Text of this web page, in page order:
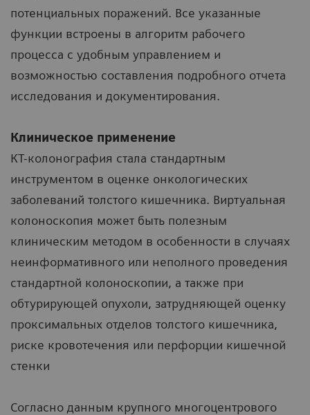
потенциальных поражений. Все указанные
функции встроены в алгоритм рабочего
процесса с удобным управлением и
возможностью составления подробного отчета
исследования и документирования.
Клиническое применение
КТ-колонография стала стандартным
инструментом в оценке онкологических
заболеваний толстого кишечника. Виртуальная
колоноскопия может быть полезным
клиническим методом в особенности в случаях
неинформативного или неполного проведения
стандартной колоноскопии, а также при
обтурирующей опухоли, затрудняющей оценку
проксимальных отделов толстого кишечника,
риске кровотечения или перфорции кишечной
стенки
Согласно данным крупного многоцентрового